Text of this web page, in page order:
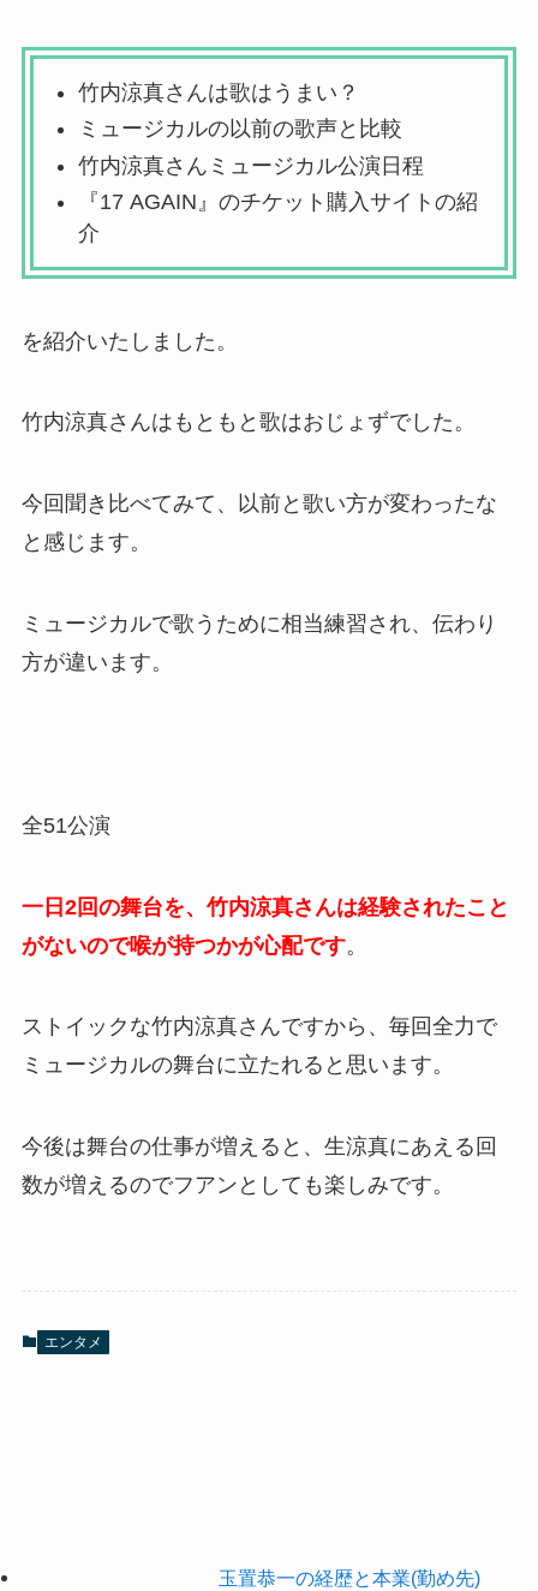
竹内涼真さんは歌はうまい？
ミュージカルの以前の歌声と比較
竹内涼真さんミュージカル公演日程
『17 AGAIN』のチケット購入サイトの紹
介
を紹介いたしました。
竹内涼真さんはもともと歌はおじょずでした。
今回聞き比べてみて、以前と歌い方が変わったな
と感じます。
ミュージカルで歌うために相当練習され、伝わり
方が違います。
全51公演
一日2回の舞台を、竹内涼真さんは経験されたこと
がないので喉が持つかが心配です。
ストイックな竹内涼真さんですから、毎回全力で
ミュージカルの舞台に立たれると思います。
今後は舞台の仕事が増えると、生涼真にあえる回
数が増えるのでフアンとしても楽しみです。
エンタメ
玉置恭一の経歴と本業(勤め先)